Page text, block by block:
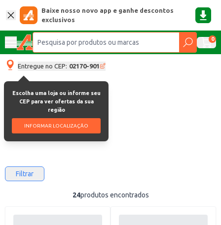
Baixe nosso novo app e ganhe descontos
exclusivos
0
Entregue no CEP: 02170-901
Escolha uma loja ou informe seu
CEP para ver ofertas da sua
região
INFORMAR LOCALIZAÇÃO
Polpa de fruta
Polpa De Fruta
Filtrar
24produtos encontrados